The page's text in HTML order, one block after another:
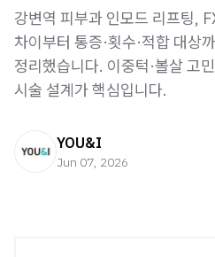
강변역 피부과 인모드 리프팅,
차이부터 통증·횟수·적합 대상
정리했습니다. 이중턱·볼살 고
시술 설계가 핵심입니다.
YOU&I
Jun 07, 2026